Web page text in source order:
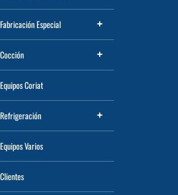
Fabricación Especial
Cocción
Equipos Coriat
Refrigeración
Equipos Varios
Clientes